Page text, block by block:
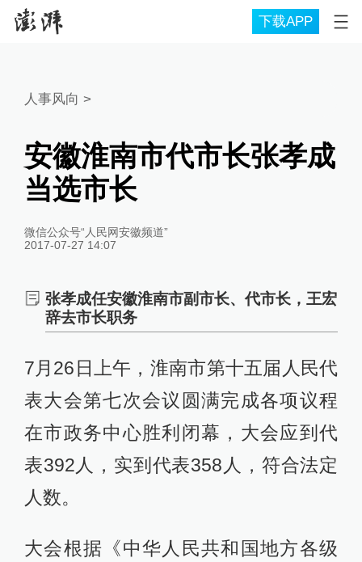
下载APP
人事风向 >
安徽淮南市代市长张孝成
当选市长
微信公众号“人民网安徽频道”
2017-07-27 14:07
张孝成任安徽淮南市副市长、代市长，王宏
辞去市长职务
7月26日上午，淮南市第十五届人民代
表大会第七次会议圆满完成各项议程
在市政务中心胜利闭幕，大会应到代
表392人，实到代表358人，符合法定
人数。
大会根据《中华人民共和国地方各级